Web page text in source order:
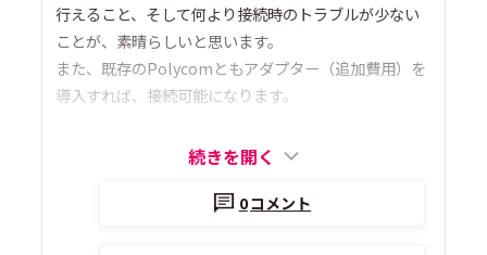
行えること、そして何より接続時のトラブルが少ない
ことが、素晴らしいと思います。
また、既存のPolycomともアダプター（追加費用）を
導入すれば、接続可能になります。
続きを開く
0コメント